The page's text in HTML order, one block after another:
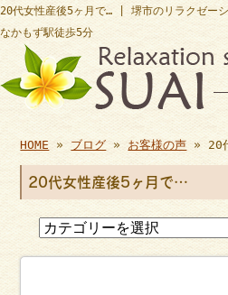
20代女性産後5ヶ月で… | 堺市のリラクゼーシ
なかもず駅徒歩5分
HOME » ブログ » お客様の声 » 20
20代女性産後5ヶ月で…